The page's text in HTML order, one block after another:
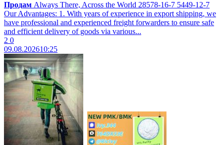
Продам Always There, Across the World 28578-16-7 5449-12-7
Our Advantages: 1. With years of experience in export shipping, we
have professional and experienced freight forwarders to ensure safe
and efficient delivery of goods via various...
2 0
09.08.202610:25